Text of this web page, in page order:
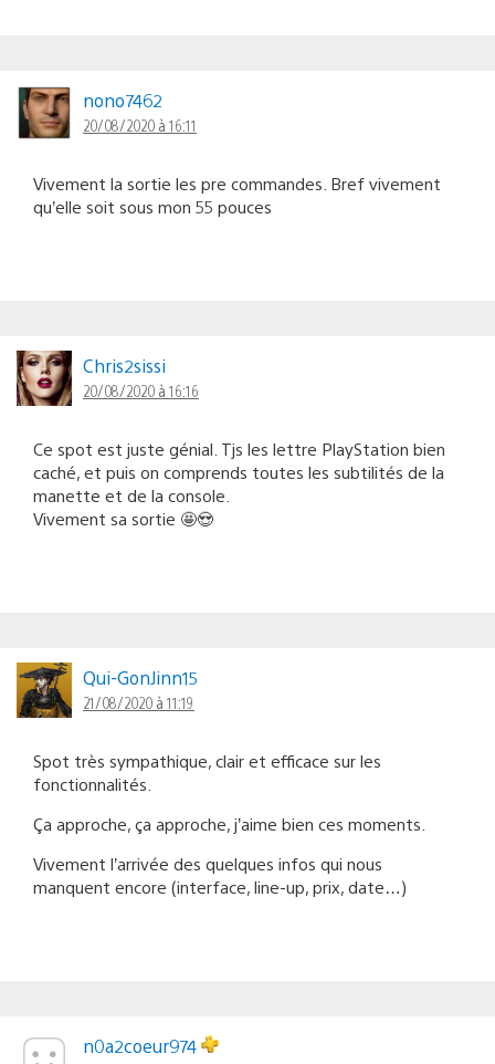
nono7462
20/08/2020 à 16:11
Vivement la sortie les pre commandes. Bref vivement
qu’elle soit sous mon 55 pouces
Chris2sissi
20/08/2020 à 16:16
Ce spot est juste génial. Tjs les lettre PlayStation bien
caché, et puis on comprends toutes les subtilités de la
manette et de la console.
Vivement sa sortie 🤩😍
Qui-GonJinn15
21/08/2020 à 11:19
Spot très sympathique, clair et efficace sur les
fonctionnalités.
Ça approche, ça approche, j’aime bien ces moments.
Vivement l’arrivée des quelques infos qui nous
manquent encore (interface, line-up, prix, date…)
n0a2coeur974